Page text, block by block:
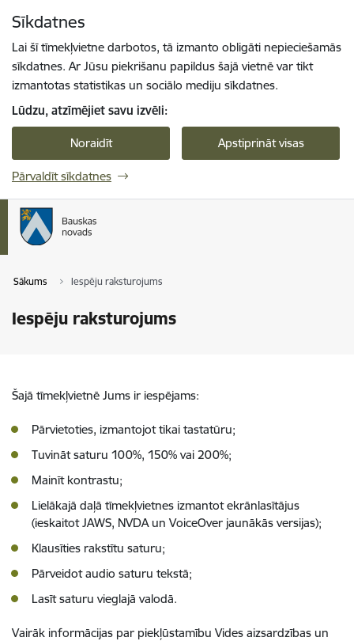
Sīkdatnes
Lai šī tīmekļvietne darbotos, tā izmanto obligāti nepieciešamās
sīkdatnes. Ar Jūsu piekrišanu papildus šajā vietnē var tikt
izmantotas statistikas un sociālo mediju sīkdatnes.
Lūdzu, atzīmējiet savu izvēli:
Noraidīt Apstiprināt visas
Pārvaldīt sīkdatnes
Sākums Iespēju raksturojums
Iespēju raksturojums
Šajā tīmekļvietnē Jums ir iespējams:
Pārvietoties, izmantojot tikai tastatūru;
Tuvināt saturu 100%, 150% vai 200%;
Mainīt kontrastu;
Lielākajā daļā tīmekļvietnes izmantot ekrānlasītājus
(ieskaitot JAWS, NVDA un VoiceOver jaunākās versijas);
Klausīties rakstītu saturu;
Pārveidot audio saturu tekstā;
Lasīt saturu vieglajā valodā.
Vairāk informācijas par piekļūstamību Vides aizsardzības un